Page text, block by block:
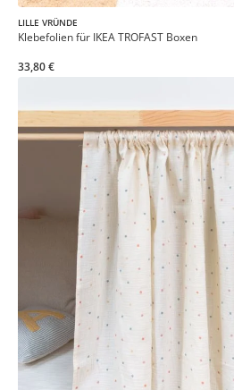
LILLE VRÜNDE
Klebefolien für IKEA TROFAST Boxen
33,80 €